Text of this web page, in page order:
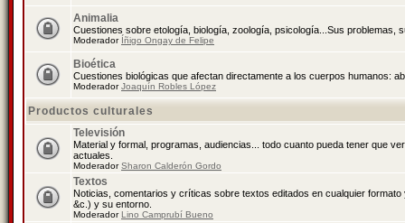
Animalia
Cuestiones sobre etología, biología, zoología, psicología...Sus problemas,
Moderador Íñigo Ongay de Felipe
Bioética
Cuestiones biológicas que afectan directamente a los cuerpos humanos:
ModeradorJoaquín Robles López
Productos culturales
Televisión
Material y formal, programas, audiencias... todo cuanto pueda tener que
actuales.
ModeradorSharon Calderón Gordo
Textos
Noticias, comentarios y críticas sobre textos editados en cualquier
&c.) y su entorno.
ModeradorLino Camprubí Bueno